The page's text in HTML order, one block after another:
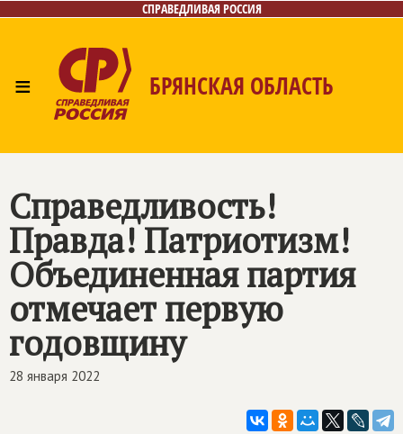
СПРАВЕДЛИВАЯ РОССИЯ
≡ БРЯНСКАЯ ОБЛАСТЬ
Справедливость!
Правда! Патриотизм!
Объединенная партия
отмечает первую
годовщину
28 января 2022